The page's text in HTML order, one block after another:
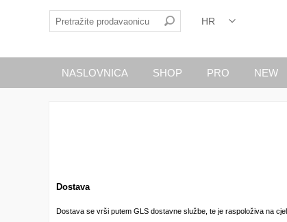
NASLOVNICA SHOP PRO NEW
Dostava
Dostava se vrši putem GLS dostavne službe, te je raspoloživa na